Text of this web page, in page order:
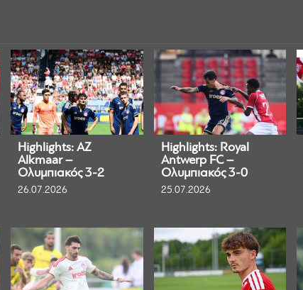
Highlights: AZ
Alkmaar –
Ολυμπιακός 3-2
26.07.2026
Highlights: Royal
Antwerp FC –
Ολυμπιακός 3-0
25.07.2026